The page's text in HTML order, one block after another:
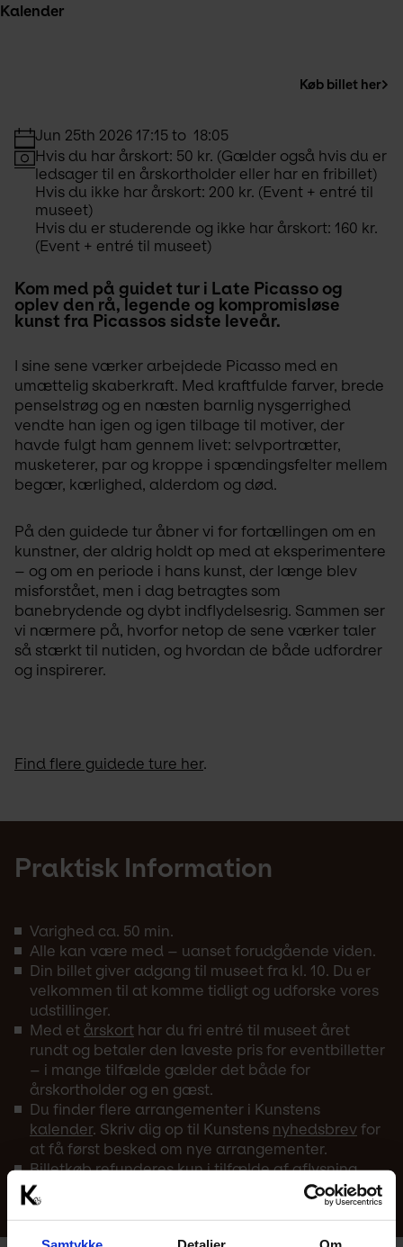
Kalender
Køb billet her
Jun 25th 2026 17:15 to  18:05
Hvis du har årskort: 50 kr. (Gælder også hvis du er
ledsager til en årskortholder eller har en fribillet)
Hvis du ikke har årskort: 200 kr. (Event + entré til
museet)
Hvis du er studerende og ikke har årskort: 160 kr.
(Event + entré til museet)
Kom med på guidet tur i Late Picasso og
oplev den rå, legende og kompromisløse
kunst fra Picassos sidste leveår.
I sine sene værker arbejdede Picasso med en
umættelig skaberkraft. Med kraftfulde farver, brede
penselstrøg og en næsten barnlig nysgerrighed
vendte han igen og igen tilbage til motiver, der
havde fulgt ham gennem livet: selvportrætter,
musketerer, par og kroppe i spændingsfelter mellem
begær, kærlighed, alderdom og død.
På den guidede tur åbner vi for fortællingen om en
kunstner, der aldrig holdt op med at eksperimentere
– og om en periode i hans kunst, der længe blev
misforstået, men i dag betragtes som
banebrydende og dybt indflydelsesrig. Sammen ser
vi nærmere på, hvorfor netop de sene værker taler
så stærkt til nutiden, og hvordan de både udfordrer
og inspirerer.
Find flere guidede ture her.
Praktisk Information
Varighed ca. 50 min.
Alle kan være med – uanset forudgående viden.
Din billet giver adgang til museet fra kl. 10. Du er
velkommen til at komme tidligt og udforske vores
udstillinger.
Med et årskort har du fri entré til museet året
rundt og betaler den laveste pris for eventbilletter
– i mange tilfælde gælder det både for
årskortholder og en gæst.
Du finder flere arrangementer i Kunstens
kalender. Skriv dig op til Kunstens nyhedsbrev for
at få først besked om nye arrangementer.
Billetkøb refunderes kun i tilfælde af aflysning.